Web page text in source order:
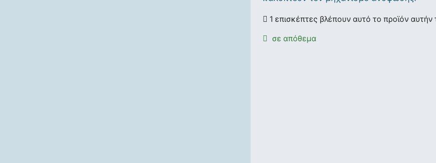
1 επισκέπτες βλέπουν αυτό το προϊόν αυτήν
σε απόθεμα